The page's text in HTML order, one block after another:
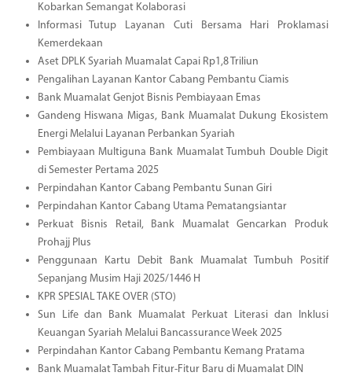
Kobarkan Semangat Kolaborasi
Informasi Tutup Layanan Cuti Bersama Hari Proklamasi
Kemerdekaan
Aset DPLK Syariah Muamalat Capai Rp1,8 Triliun
Pengalihan Layanan Kantor Cabang Pembantu Ciamis
Bank Muamalat Genjot Bisnis Pembiayaan Emas
Gandeng Hiswana Migas, Bank Muamalat Dukung Ekosistem
Energi Melalui Layanan Perbankan Syariah
Pembiayaan Multiguna Bank Muamalat Tumbuh Double Digit
di Semester Pertama 2025
Perpindahan Kantor Cabang Pembantu Sunan Giri
Perpindahan Kantor Cabang Utama Pematangsiantar
Perkuat Bisnis Retail, Bank Muamalat Gencarkan Produk
Prohajj Plus
Penggunaan Kartu Debit Bank Muamalat Tumbuh Positif
Sepanjang Musim Haji 2025/1446 H
KPR SPESIAL TAKE OVER (STO)
Sun Life dan Bank Muamalat Perkuat Literasi dan Inklusi
Keuangan Syariah Melalui Bancassurance Week 2025
Perpindahan Kantor Cabang Pembantu Kemang Pratama
Bank Muamalat Tambah Fitur-Fitur Baru di Muamalat DIN